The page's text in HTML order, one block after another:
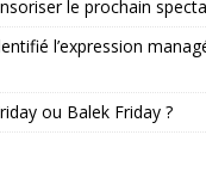
le prochain
l’expression
ou Balek Friday ?